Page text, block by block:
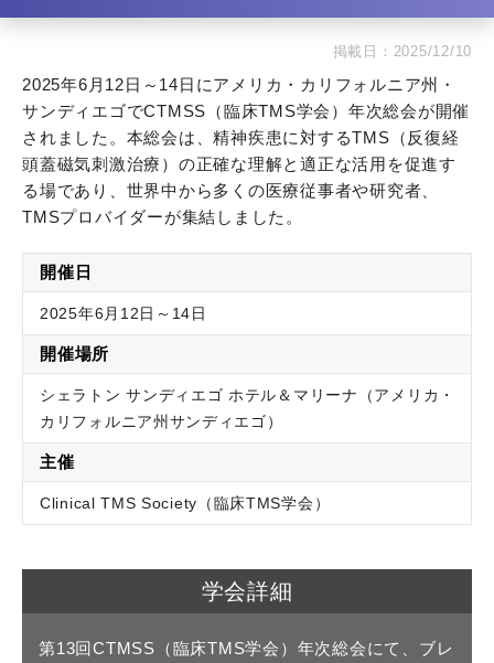
掲載日：2025/12/10
2025年6月12日～14日にアメリカ・カリフォルニア州・
サンディエゴでCTMSS（臨床TMS学会）年次総会が開催
されました。本総会は、精神疾患に対するTMS（反復経
頭蓋磁気刺激治療）の正確な理解と適正な活用を促進す
る場であり、世界中から多くの医療従事者や研究者、
TMSプロバイダーが集結しました。
開催日
2025年6月12日～14日
開催場所
シェラトン サンディエゴ ホテル＆マリーナ（アメリカ・
カリフォルニア州サンディエゴ）
主催
Clinical TMS Society（臨床TMS学会）
学会詳細
第13回CTMSS（臨床TMS学会）年次総会にて、ブレ